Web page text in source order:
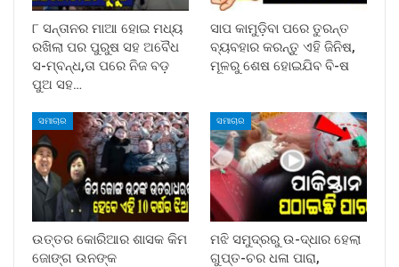
୮ ସନ୍ତାନର ମାଆ ହୋଇ ମଧ୍ୟ
ରଖିଲା ପର ପୁରୁଷ ସହ ଅବୈଧ
ସ-ମ୍ବନ୍ଧ,ତା ପରେ ନିଜ ବଡ଼
ପୁଅ ସହ…
ସାପ କାମୁଡ଼ିବା ପରେ ତୁରନ୍ତ
ବ୍ୟବହାର କରନ୍ତୁ ଏହି ଜିନିଷ,
ମୂଳରୁ ଶେଷ ହୋଇଯିବ ବି-ଷ
ସମାଚାର
ଉତ୍ତର କୋରିଆର ଶାସକ କିମ
ଜୋଙ୍ଗ ଉନଙ୍କ
ସମାଚାର
ମଝି ସମୁଦ୍ରରୁ ଉ-ଦ୍ଧାର ହେଲା
ଗୁପ୍ତ-ଚର ଧଳା ପାରା,